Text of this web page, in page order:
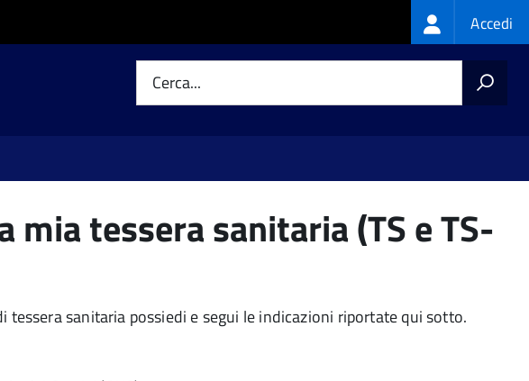
Login
menu
Accedi
Cerca...
tessera sanitaria (TS e TS-
sanitaria possiedi e segui le indicazioni riportate qui sotto.